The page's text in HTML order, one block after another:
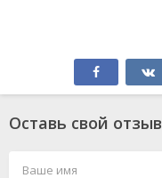
Оставь свой отзыв